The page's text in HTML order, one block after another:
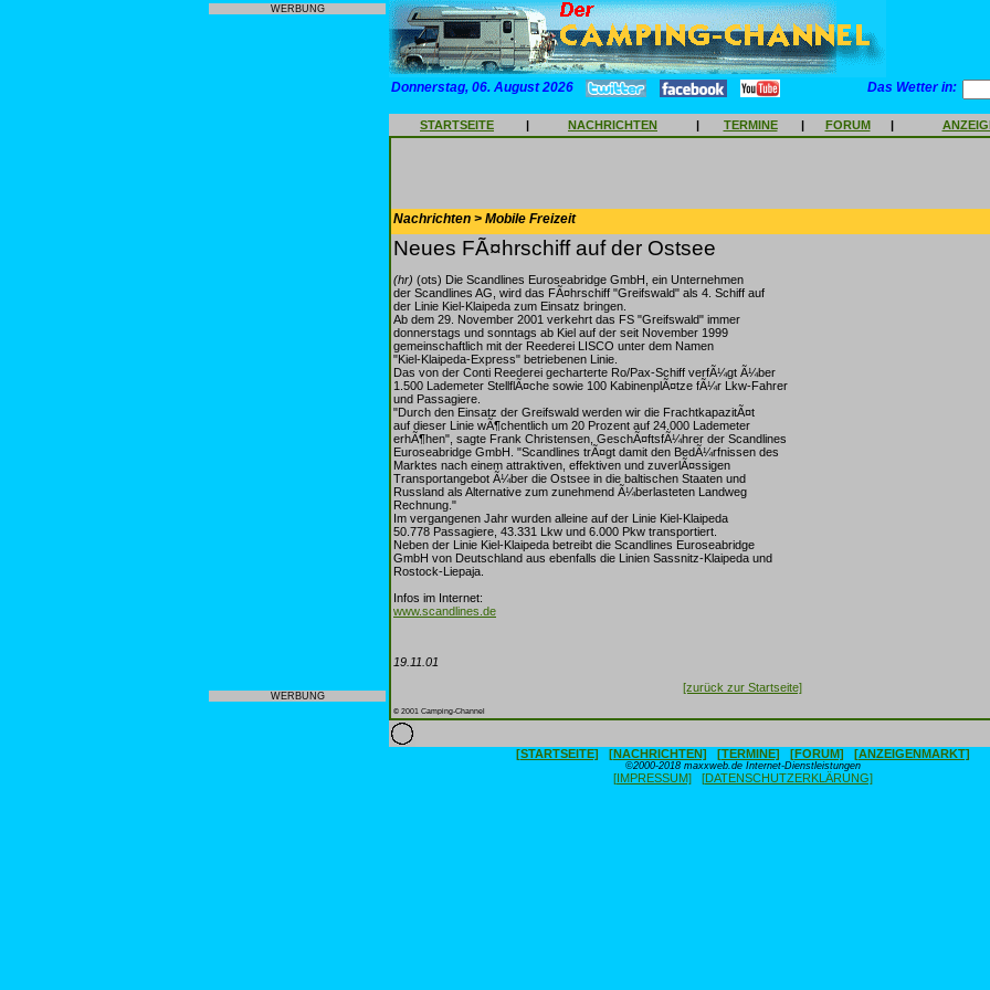
WERBUNG
WERBUNG
Donnerstag, 06. August 2026 Das Wetter in:
STARTSEITE | NACHRICHTEN | TERMINE | FORUM |
Nachrichten > Mobile Freizeit
Neues FÃ¤hrschiff auf der Ostsee
(hr) (ots) Die Scandlines Euroseabridge GmbH, ein Unternehmen
der Scandlines AG, wird das FÃ¤hrschiff "Greifswald" als 4. Schiff auf
der Linie Kiel-Klaipeda zum Einsatz bringen.
Ab dem 29. November 2001 verkehrt das FS "Greifswald" immer
donnerstags und sonntags ab Kiel auf der seit November 1999
gemeinschaftlich mit der Reederei LISCO unter dem Namen
"Kiel-Klaipeda-Express" betriebenen Linie.
Das von der Conti Reederei gecharterte Ro/Pax-Schiff verfÃ¼gt Ã¼ber
1.500 Lademeter StellflÃ¤che sowie 100 KabinenplÃ¤tze fÃ¼r Lkw-Fahrer
und Passagiere.
"Durch den Einsatz der Greifswald werden wir die FrachtkapazitÃ¤t
auf dieser Linie wÃ¶chentlich um 20 Prozent auf 24.000 Lademeter
erhÃ¶hen", sagte Frank Christensen, GeschÃ¤ftsfÃ¼hrer der Scandlines
Euroseabridge GmbH. "Scandlines trÃ¤gt damit den BedÃ¼rfnissen des
Marktes nach einem attraktiven, effektiven und zuverlÃ¤ssigen
Transportangebot Ã¼ber die Ostsee in die baltischen Staaten und
Russland als Alternative zum zunehmend Ã¼berlasteten Landweg
Rechnung."
Im vergangenen Jahr wurden alleine auf der Linie Kiel-Klaipeda
50.778 Passagiere, 43.331 Lkw und 6.000 Pkw transportiert.
Neben der Linie Kiel-Klaipeda betreibt die Scandlines Euroseabridge
GmbH von Deutschland aus ebenfalls die Linien Sassnitz-Klaipeda und
Rostock-Liepaja.
Infos im Internet:
www.scandlines.de
19.11.01
[zurück zur Startseite]
© 2001 Camping-Channel
[STARTSEITE] [NACHRICHTEN] [TERMINE] [FORUM] [ANZEIGENMARKT]
©2000-2018 maxxweb.de Internet-Dienstleistungen
[IMPRESSUM] [DATENSCHUTZERKLÄRUNG]